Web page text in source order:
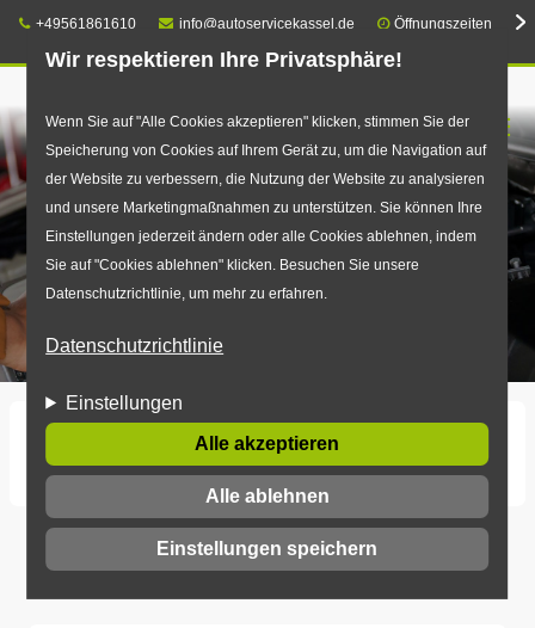
Wir respektieren Ihre Privatsphäre!
Wenn Sie auf "Alle Cookies akzeptieren" klicken, stimmen Sie der
Speicherung von Cookies auf Ihrem Gerät zu, um die Navigation auf
der Website zu verbessern, die Nutzung der Website zu analysieren
und unsere Marketingmaßnahmen zu unterstützen. Sie können Ihre
Einstellungen jederzeit ändern oder alle Cookies ablehnen, indem
Sie auf "Cookies ablehnen" klicken. Besuchen Sie unsere
Datenschutzrichtlinie, um mehr zu erfahren.
Datenschutzrichtlinie
Einstellungen
Alle akzeptieren
Alle ablehnen
Einstellungen speichern
Direkt
zum
Inhalt
Telefon:
+49561861610 E-Mail:info@autoservicekassel.de Öffnungszeiten
☰
Startseite
Unsere Services rund um Auto & Reifen
Tuning
Tuning